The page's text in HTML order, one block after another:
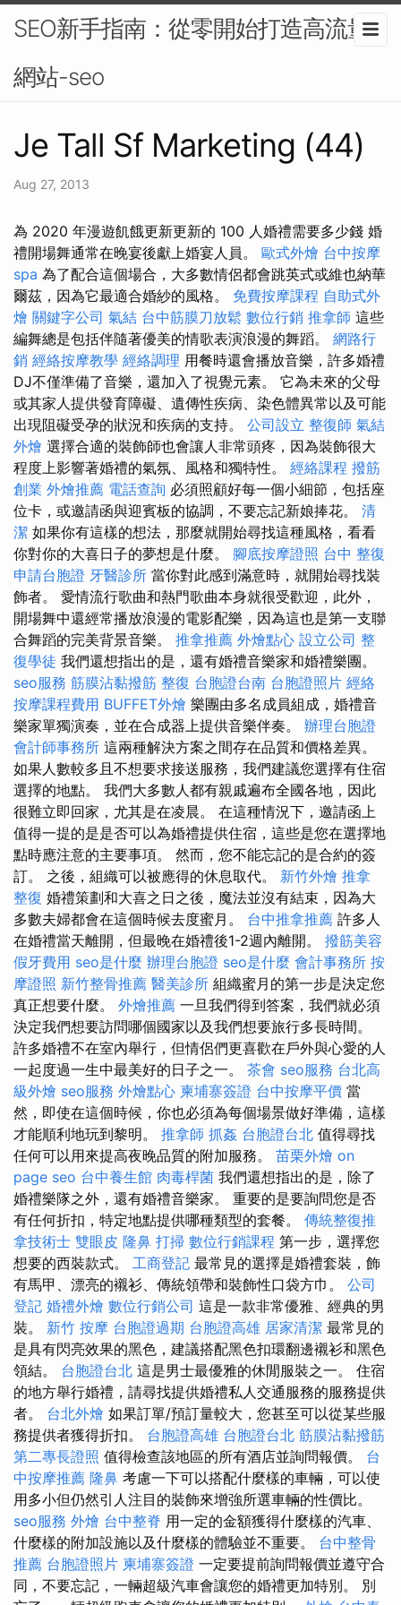
SEO新手指南：從零開始打造高流量
網站-seo
Je Tall Sf Marketing (44)
Aug 27, 2013
為 2020 年漫遊飢餓更新更新的 100 人婚禮需要多少錢 婚
禮開場舞通常在晚宴後獻上婚宴人員。 歐式外燴 台中按摩
spa 為了配合這個場合，大多數情侶都會跳英式或維也納華
爾茲，因為它最適合婚紗的風格。 免費按摩課程 自助式外
燴 關鍵字公司 氣結 台中筋膜刀放鬆 數位行銷 推拿師 這些
編舞總是包括伴隨著優美的情歌表演浪漫的舞蹈。 網路行
銷 經絡按摩教學 經絡調理 用餐時還會播放音樂，許多婚禮
DJ不僅準備了音樂，還加入了視覺元素。 它為未來的父母​​
或其家人提供發育障礙、遺傳性疾病、染色體異常以及可能
出現阻礙受孕的狀況和疾病的支持。 公司設立 整復師 氣結
外燴 選擇合適的裝飾師也會讓人非常頭疼，因為裝飾很大
程度上影響著婚禮的氣氛、風格和獨特性。 經絡課程 撥筋
創業 外燴推薦 電話查詢 必須照顧好每一個小細節，包括座
位卡，或邀請函與迎賓板的協調，不要忘記新娘捧花。 清
潔 如果你有這樣的想法，那麼就開始尋找這種風格，看看
你對你的大喜日子的夢想是什麼。 腳底按摩證照 台中 整復
申請台胞證 牙醫診所 當你對此感到滿意時，就開始尋找裝
飾者。 愛情流行歌曲和熱門歌曲本身就很受歡迎，此外，
開場舞中還經常播放浪漫的電影配樂，因為這也是第一支聯
合舞蹈的完美背景音樂。 推拿推薦 外燴點心 設立公司 整
復學徒 我們還想指出的是，還有婚禮音樂家和婚禮樂團。
seo服務 筋膜沾黏撥筋 整復 台胞證台南 台胞證照片 經絡
按摩課程費用 BUFFET外燴 樂團由多名成員組成，婚禮音
樂家單獨演奏，並在合成器上提供音樂伴奏。 辦理台胞證
會計師事務所 這兩種解決方案之間存在品質和價格差異。
如果人數較多且不想要求接送服務，我們建議您選擇有住宿
選擇的地點。 我們大多數人都有親戚遍布全國各地，因此
很難立即回家，尤其是在凌晨。 在這種情況下，邀請函上
值得一提的是是否可以為婚禮提供住宿，這些是您在選擇地
點時應注意的主要事項。 然而，您不能忘記的是合約的簽
訂。 之後，組織可以被應得的休息取代。 新竹外燴 推拿
整復 婚禮策劃和大喜之日之後，魔法並沒有結束，因為大
多數夫婦都會在這個時候去度蜜月。 台中推拿推薦 許多人
在婚禮當天離開，但最晚在婚禮後1-2週內離開。 撥筋美容
假牙費用 seo是什麼 辦理台胞證 seo是什麼 會計事務所 按
摩證照 新竹整骨推薦 醫美診所 組織蜜月的第一步是決定您
真正想要什麼。 外燴推薦 一旦我們得到答案，我們就必須
決定我們想要訪問哪個國家以及我們想要旅行多長時間。
許多婚禮不在室內舉行，但情侶們更喜歡在戶外與心愛的人
一起度過一生中最美好的日子之一。 茶會 seo服務 台北高
級外燴 seo服務 外燴點心 柬埔寨簽證 台中按摩平價 當
然，即使在這個時候，你也必須為每個場景做好準備，這樣
才能順利地玩到黎明。 推拿師 抓姦 台胞證台北 值得尋找
任何可以用來提高夜晚品質的附加服務。 苗栗外燴 on
page seo 台中養生館 肉毒桿菌 我們還想指出的是，除了
婚禮樂隊之外，還有婚禮音樂家。 重要的是要詢問您是否
有任何折扣，特定地點提供哪種類型的套餐。 傳統整復推
拿技術士 雙眼皮 隆鼻 打掃 數位行銷課程 第一步，選擇您
想要的西裝款式。 工商登記 最常見的選擇是婚禮套裝，飾
有馬甲、漂亮的襯衫、傳統領帶和裝飾性口袋方巾。 公司
登記 婚禮外燴 數位行銷公司 這是一款非常優雅、經典的男
裝。 新竹 按摩 台胞證過期 台胞證高雄 居家清潔 最常見的
是具有閃亮效果的黑色，建議搭配黑色扣環翻邊襯衫和黑色
領結。 台胞證台北 這是男士最優雅的休閒服裝之一。 住宿
的地方舉行婚禮，請尋找提供婚禮私人交通服務的服務提供
者。 台北外燴 如果訂單/預訂量較大，您甚至可以從某些服
務提供者獲得折扣。 台胞證高雄 台胞證台北 筋膜沾黏撥筋
第二專長證照 值得檢查該地區的所有酒店並詢問報價。 台
中按摩推薦 隆鼻 考慮一下可以搭配什麼樣的車輛，可以使
用多小但仍然引人注目的裝飾來增強所選車輛的性價比。
seo服務 外燴 台中整脊 用一定的金額獲得什麼樣的汽車、
什麼樣的附加設施以及什麼樣的體驗並不重要。 台中整骨
推薦 台胞證照片 柬埔寨簽證 一定要提前詢問報價並遵守合
同，不要忘記，一輛超級汽車會讓您的婚禮更加特別。 別